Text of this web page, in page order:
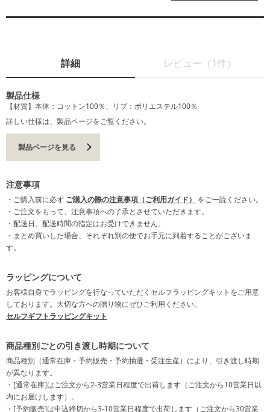
詳細 レビュー（1件）
製品仕様
【材質】本体：コットン100％、リブ：ポリエステル100％
詳しい仕様は、製品ページをご覧ください。
製品ページを見る
注意事項
・ご購入前に必ず ご購入の際の注意事項（ご利用ガイド）
をご一読ください。
・ご注文をもって、注意事項への了承とさせていただきます。
・配送日、配送時間の指定はお受けできません。
・まとめ買いした場合、それぞれ別の便でお手元に到着することがございま
す。
ラッピングについて
お客様自身でラッピングを行なっていただくセルフラッピングキットをご用意
しております。大切な方への贈り物にぜひご利用ください。
セルフギフトラッピングキット
商品種別ごとの引き渡し時期について
商品種別（通常在庫・予約販売・予約抽選・受注生産）により、引き渡し時期
が異なります。
・[通常在庫]はご注文から2-3営業日程度で出荷します（ご注文から10営業日以
内にお届けします）。
・[予約販売]は申込締切から3-10営業日程度で出荷します（ご注文から30営業